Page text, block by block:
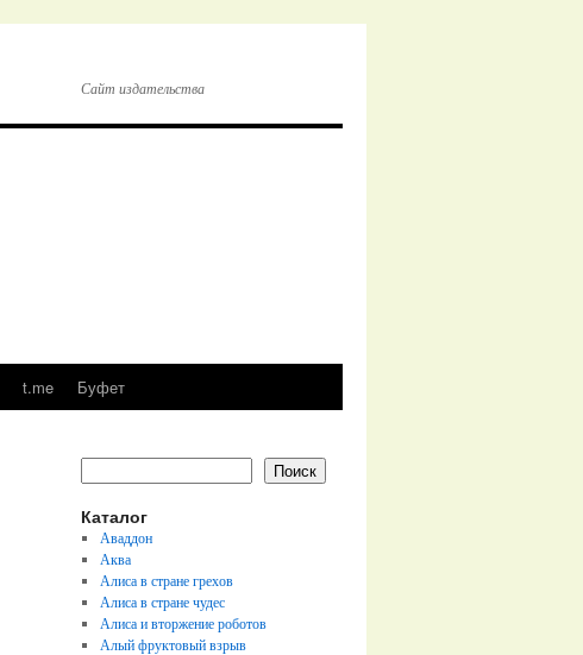
Сайт издательства
t.me Буфет
Поиск
Каталог
Аваддон
Аква
Алиса в стране грехов
Алиса в стране чудес
Алиса и вторжение роботов
Алый фруктовый взрыв